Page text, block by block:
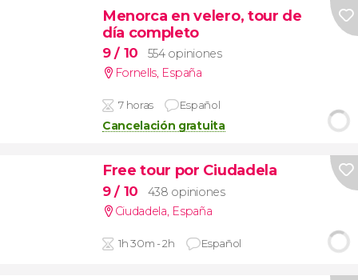
Menorca en velero, tour de
día completo
9/ 10
554 opiniones
Fornells, España
7 horas Español
Cancelación gratuita
Free tour por Ciudadela
9/ 10
438 opiniones
Ciudadela, España
1h 30m - 2h Español